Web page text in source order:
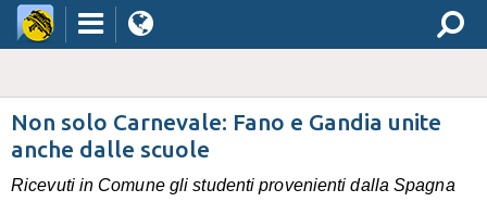
Non solo Carnevale: Fano e Gandia unite
anche dalle scuole
Ricevuti in Comune gli studenti provenienti dalla Spagna